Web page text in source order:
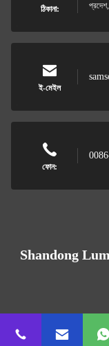
ঠিকানা:
ই-মেইল
ফোন:
Shandong
Shandong